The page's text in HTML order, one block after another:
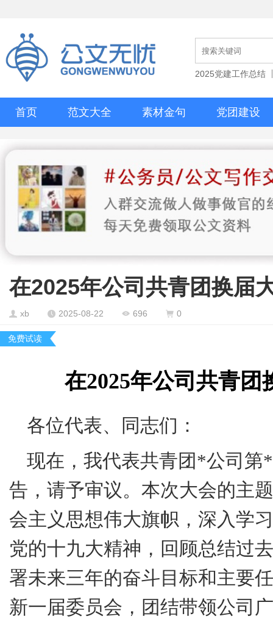
2025党建工作总结
首页 范文大全 素材金句 党团建设
在2025年公司共青团换届
xb 2025-08-22 696 0
免费试读
在2025年公司共青团
各位代表、同志们：
现在，我代表共青团*公司第*
告，请予审议。本次大会的主
会主义思想伟大旗帜，深入学
党的十九大精神，回顾总结过
署未来三年的奋斗目标和主要
新一届委员会，团结带领公司